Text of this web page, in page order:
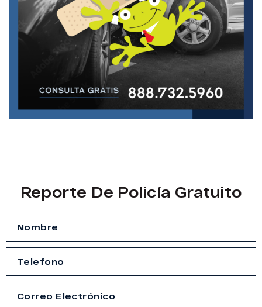
Reporte De Policía Gratuito